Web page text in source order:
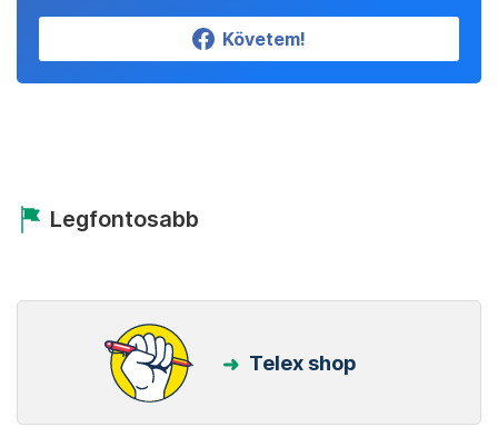
Követem!
Legfontosabb
Telex shop